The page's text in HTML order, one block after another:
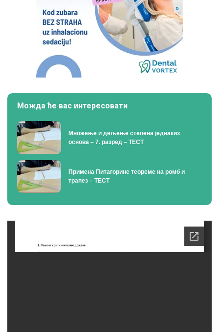
Можда ће вас интересовати
Множење и дељење степена једнаких
основа – 7. разред – ТЕСТ
Примена Питагорине теореме на ромб и
трапез – ТЕСТ